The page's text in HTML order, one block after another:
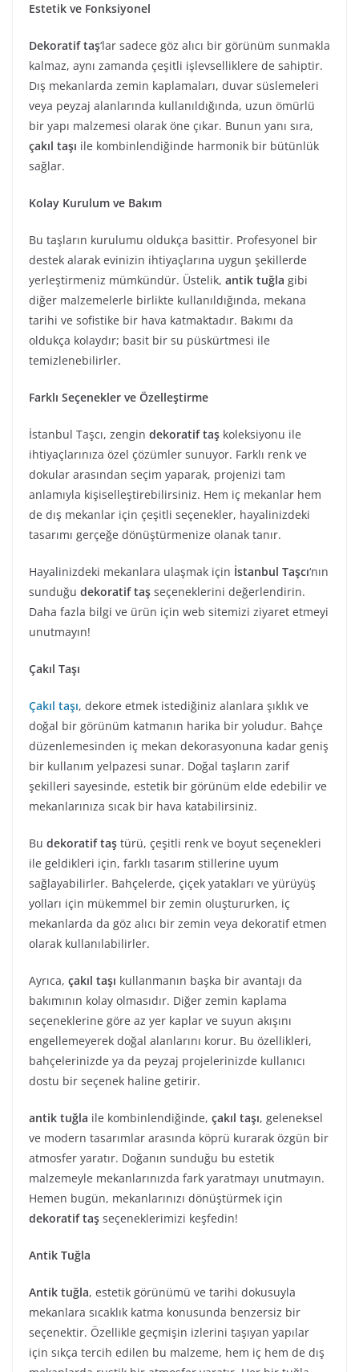
Estetik ve Fonksiyonel
Dekoratif taş‘lar sadece göz alıcı bir görünüm sunmakla
kalmaz, aynı zamanda çeşitli işlevselliklere de sahiptir.
Dış mekanlarda zemin kaplamaları, duvar süslemeleri
veya peyzaj alanlarında kullanıldığında, uzun ömürlü
bir yapı malzemesi olarak öne çıkar. Bunun yanı sıra,
çakıl taşı ile kombinlendiğinde harmonik bir bütünlük
sağlar.
Kolay Kurulum ve Bakım
Bu taşların kurulumu oldukça basittir. Profesyonel bir
destek alarak evinizin ihtiyaçlarına uygun şekillerde
yerleştirmeniz mümkündür. Üstelik, antik tuğla gibi
diğer malzemelerle birlikte kullanıldığında, mekana
tarihi ve sofistike bir hava katmaktadır. Bakımı da
oldukça kolaydır; basit bir su püskürtmesi ile
temizlenebilirler.
Farklı Seçenekler ve Özelleştirme
İstanbul Taşcı, zengin dekoratif taş koleksiyonu ile
ihtiyaçlarınıza özel çözümler sunuyor. Farklı renk ve
dokular arasından seçim yaparak, projenizi tam
anlamıyla kişiselleştirebilirsiniz. Hem iç mekanlar hem
de dış mekanlar için çeşitli seçenekler, hayalinizdeki
tasarımı gerçeğe dönüştürmenize olanak tanır.
Hayalinizdeki mekanlara ulaşmak için İstanbul Taşcı‘nın
sunduğu dekoratif taş seçeneklerini değerlendirin.
Daha fazla bilgi ve ürün için web sitemizi ziyaret etmeyi
unutmayın!
Çakıl Taşı
Çakıl taşı, dekore etmek istediğiniz alanlara şıklık ve
doğal bir görünüm katmanın harika bir yoludur. Bahçe
düzenlemesinden iç mekan dekorasyonuna kadar geniş
bir kullanım yelpazesi sunar. Doğal taşların zarif
şekilleri sayesinde, estetik bir görünüm elde edebilir ve
mekanlarınıza sıcak bir hava katabilirsiniz.
Bu dekoratif taş türü, çeşitli renk ve boyut seçenekleri
ile geldikleri için, farklı tasarım stillerine uyum
sağlayabilirler. Bahçelerde, çiçek yatakları ve yürüyüş
yolları için mükemmel bir zemin oluştururken, iç
mekanlarda da göz alıcı bir zemin veya dekoratif etmen
olarak kullanılabilirler.
Ayrıca, çakıl taşı kullanmanın başka bir avantajı da
bakımının kolay olmasıdır. Diğer zemin kaplama
seçeneklerine göre az yer kaplar ve suyun akışını
engellemeyerek doğal alanlarını korur. Bu özellikleri,
bahçelerinizde ya da peyzaj projelerinizde kullanıcı
dostu bir seçenek haline getirir.
antik tuğla ile kombinlendiğinde, çakıl taşı, geleneksel
ve modern tasarımlar arasında köprü kurarak özgün bir
atmosfer yaratır. Doğanın sunduğu bu estetik
malzemeyle mekanlarınızda fark yaratmayı unutmayın.
Hemen bugün, mekanlarınızı dönüştürmek için
dekoratif taş seçeneklerimizi keşfedin!
Antik Tuğla
Antik tuğla, estetik görünümü ve tarihi dokusuyla
mekanlara sıcaklık katma konusunda benzersiz bir
seçenektir. Özellikle geçmişin izlerini taşıyan yapılar
için sıkça tercih edilen bu malzeme, hem iç hem de dış